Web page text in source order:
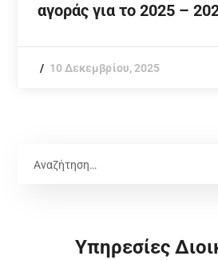
αγοράς για το 2025 –
10 Δεκεμβρίου, 2025
Υπηρεσίες